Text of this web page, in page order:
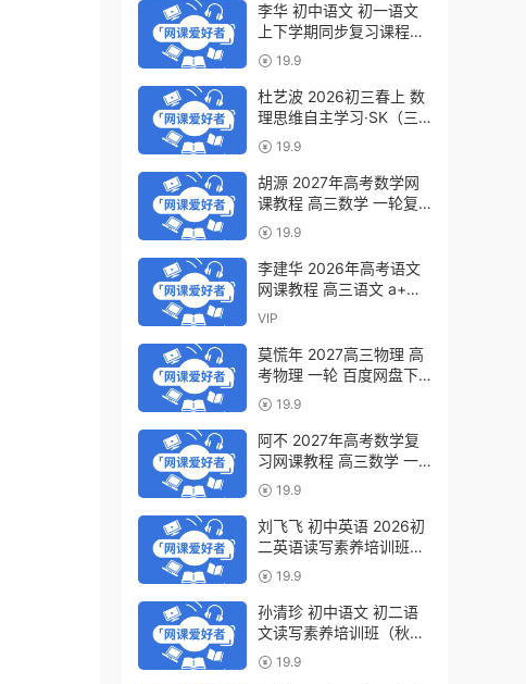
李华 初中语文 初一语文
上下学期同步复习课程
（34讲带讲义、练习）百
度网盘下载
19.9
杜艺波 2026初三春上 数
理思维自主学习·SK（三
期）百度网盘下载
19.9
胡源 2027年高考数学网
课教程 高三数学 一轮复
习暑假班视频教程 百度网
盘下载
19.9
李建华 2026年高考语文
网课教程 高三语文 a+二
三轮复习视频教程 百度网
VIP
莫慌年 2027高三物理 高
考物理 一轮 百度网盘下
载 19.9
阿不 2027年高考数学复
习网课教程 高三数学 一
轮复习视频教程 百度网盘
下载
19.9
刘飞飞 初中英语 2026初
二英语读写素养培训班
（秋上秋下·全国版·S）百
度网盘下载
19.9
孙清珍 初中语文 初二语
文读写素养培训班（秋上
秋下·全国版·A+）百度网
盘下载
19.9